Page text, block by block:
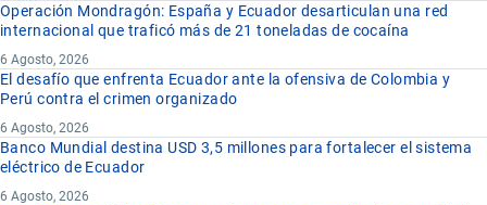
Operación Mondragón: España y Ecuador desarticulan una red
internacional que traficó más de 21 toneladas de cocaína
6 Agosto, 2026
El desafío que enfrenta Ecuador ante la ofensiva de Colombia y
Perú contra el crimen organizado
6 Agosto, 2026
Banco Mundial destina USD 3,5 millones para fortalecer el sistema
eléctrico de Ecuador
6 Agosto, 2026